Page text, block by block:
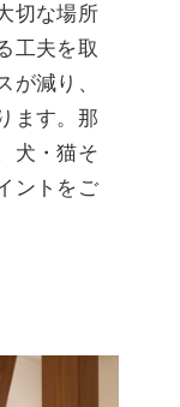
切な場所
工夫を取
が減り、
ます。那
犬・猫そ
ントをご